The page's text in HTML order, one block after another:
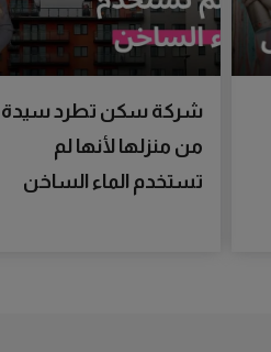
شركة سكن تطرد سيدة
من منزلها لأنها لم
تستخدم الماء الساخن